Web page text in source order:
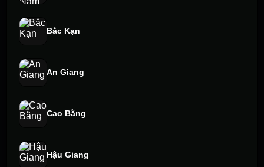
Bắc Kạn
An Giang
Cao Bằng
Hậu Giang